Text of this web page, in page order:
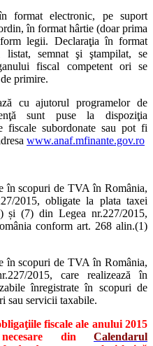
format electronic, pe suport
în format hârtie (doar prima
legii. Declaraţia în format
listat, semnat şi ştampilat, se
fiscal competent ori se
primire.
cu ajutorul programelor de
sunt puse la dispoziţia
fiscale subordonate sau pot fi
www.anaf.mfinante.gov.ro
în scopuri de TVA în România,
2015, obligate la plata taxei
și (7) din Legea nr.227/2015,
conform art. 268 alin.(1)
în scopuri de TVA în România,
2015, care realizează în
înregistrate în scopuri de
sau servicii taxabile.
fiscale ale anului 2015
din
Calendarul